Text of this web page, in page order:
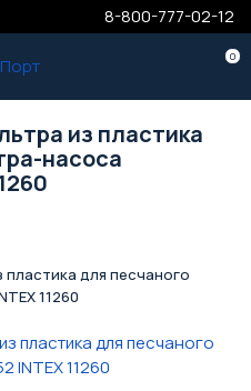
8-800-777-02-12
0
из пластика
насоса
для песчаного
11260